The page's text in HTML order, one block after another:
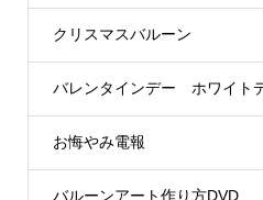
クリスマスバルーン
バレンタインデー ホワイト
お悔やみ電報
バルーンアート作り方DVD